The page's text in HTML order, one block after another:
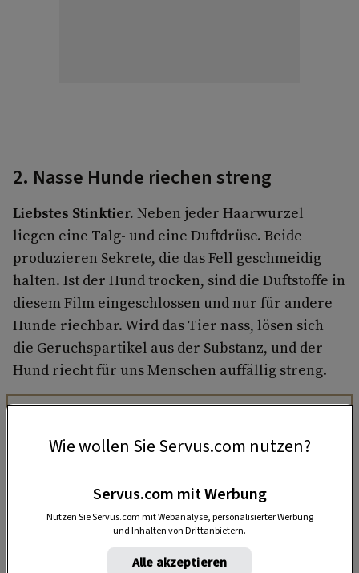
2. Nasse Hunde riechen streng
Liebstes Stinktier. Neben jeder Haarwurzel
liegen eine Talg- und eine Duftdrüse. Beide
produzieren Sekrete, die das Fell geschmeidig
halten. Ist der Hund trocken, sind die Duftstoffe in
diesem Film eingeschlossen und nur für andere
Hunde riechbar. Wird das Tier nass, lösen sich
die Geruchspartikel aus der Substanz, und der
Hund riecht für uns Menschen auffällig streng.
Wie wollen Sie Servus.com nutzen?
Servus.com mit Werbung
Nutzen Sie Servus.com mit Webanalyse, personalisierter Werbung
und Inhalten von Drittanbietern.
Alle akzeptieren